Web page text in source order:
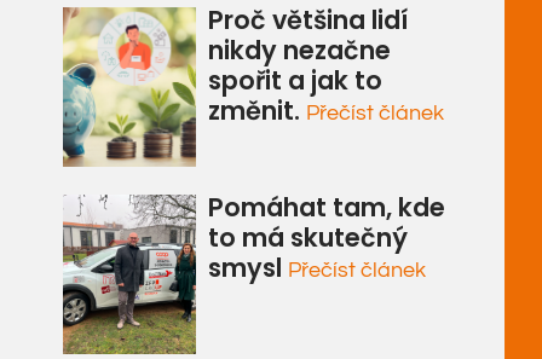
Proč většina lidí
nikdy nezačne
spořit a jak to
změnit. Přečíst článek
Pomáhat tam, kde
to má skutečný
smysl Přečíst článek